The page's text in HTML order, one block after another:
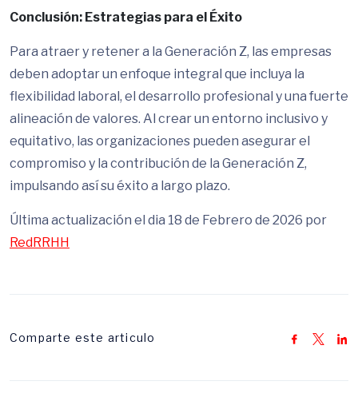
Conclusión: Estrategias para el Éxito
Para atraer y retener a la Generación Z, las empresas
deben adoptar un enfoque integral que incluya la
flexibilidad laboral, el desarrollo profesional y una fuerte
alineación de valores. Al crear un entorno inclusivo y
equitativo, las organizaciones pueden asegurar el
compromiso y la contribución de la Generación Z,
impulsando así su éxito a largo plazo.
Última actualización el dia 18 de Febrero de 2026 por
RedRRHH
Comparte este articulo